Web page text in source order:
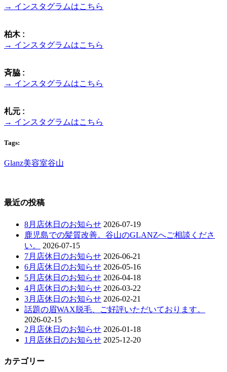
→ インスタグラムはこちら
柏木 :
→ インスタグラムはこちら
斉脇 :
→ インスタグラムはこちら
札元 :
→ インスタグラムはこちら
Tags:
Glanz美容室谷山
最近の投稿
8月店休日のお知らせ 2026-07-19
鹿児島での髪質改善。谷山のGLANZへご相談くださ
い。
2026-07-15
7月店休日のお知らせ 2026-06-21
6月店休日のお知らせ 2026-05-16
5月店休日のお知らせ 2026-04-18
4月店休日のお知らせ 2026-03-22
3月店休日のお知らせ 2026-02-21
話題の眉WAX脱毛、ご好評いただいております。
2026-02-15
2月店休日のお知らせ 2026-01-18
1月店休日のお知らせ 2025-12-20
カテゴリー